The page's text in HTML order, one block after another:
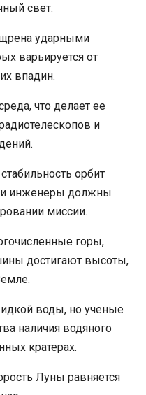
свет.
ударными
варьируется от
впадин.
что делает ее
и
орбит
и инженеры должны
миссии.
горы,
достигают высоты,
воды, но ученые
наличия водяного
кратерах.
Луны равняется